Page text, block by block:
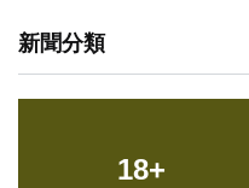
新聞分類
18+